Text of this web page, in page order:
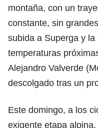
montaña, con un
constante, sin
subida a Superga y
temperaturas
Alejandro Valverde
descolgado tras un
Este domingo, a los
exigente etapa